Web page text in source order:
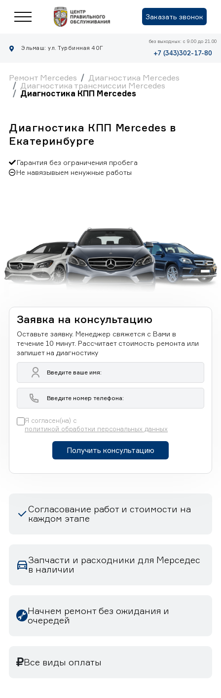
Заказать звонок
Эльмаш: ул. Турбинная 40Г
без выходных: с 9.00 до 21.00
+7 (343)302-17-80
Ремонт Mercedes
Диагностика Mercedes
Диагностика трансмиссии Mercedes
Диагностика КПП Mercedes
Диагностика КПП Mercedes в
Екатеринбурге
Гарантия без ограничения пробега
Не навязывыем ненужные работы
Заявка на консультацию
Оставьте заявку. Менеджер свяжется с Вами в
течение 10 минут. Рассчитает стоимость ремонта или
запишет на диагностику
Я согласен(на) с
политикой обработки персональных данных
Получить консультацию
Согласование работ и стоимости на
каждом этапе
Запчасти и расходники для Мерседес
в наличии
Начнем ремонт без ожидания и
очередей
Все виды оплаты